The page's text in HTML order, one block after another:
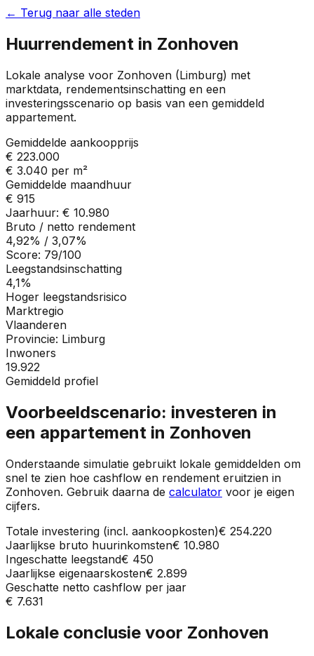
← Terug naar alle steden
Huurrendement in Zonhoven
Lokale analyse voor Zonhoven (Limburg) met
marktdata, rendementsinschatting en een
investeringsscenario op basis van een gemiddeld
appartement.
Gemiddelde aankoopprijs
€ 223.000
€ 3.040 per m²
Gemiddelde maandhuur
€ 915
Jaarhuur: € 10.980
Bruto / netto rendement
4,92% / 3,07%
Score: 79/100
Leegstandsinschatting
4,1%
Hoger leegstandsrisico
Marktregio
Vlaanderen
Provincie: Limburg
Inwoners
19.922
Gemiddeld profiel
Voorbeeldscenario: investeren in
een appartement in Zonhoven
Onderstaande simulatie gebruikt lokale gemiddelden om
snel te zien hoe cashflow en rendement eruitzien in
Zonhoven. Gebruik daarna de calculator voor je eigen
cijfers.
Totale investering (incl. aankoopkosten)€ 254.220
Jaarlijkse bruto huurinkomsten€ 10.980
Ingeschatte leegstand€ 450
Jaarlijkse eigenaarskosten€ 2.899
Geschatte netto cashflow per jaar
€ 7.631
Lokale conclusie voor Zonhoven